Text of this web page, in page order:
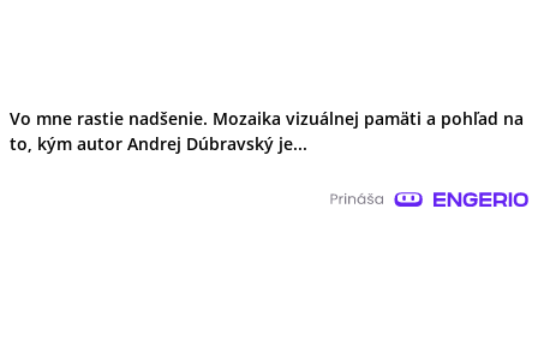
Vo mne rastie nadšenie. Mozaika vizuálnej pamäti a pohľad na
to, kým autor Andrej Dúbravský je...